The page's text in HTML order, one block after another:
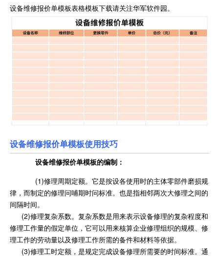
设备维修报价单模板表格模板下载请关注华军软件园。
设备维修报价单模板使用技巧
设备维修报价单模板的编制：
(1)修理周期定额。它是按设各使用时的主体零部件磨损规
律，而制定的修理问哺期时问标准。也是指相邻两次大修理之间的
间隔时间。
(2)修理复杂系数。复杂系数是用来表示设备修理的复杂程度和
修理工作量的假定单位，它可以用来核算企业修理组织的规模、修
理工作的劳动量以及修理工作所需的备件和材料等依据。
(3)修理工时定额，是规定完成设备修理所需要的时间标准。通